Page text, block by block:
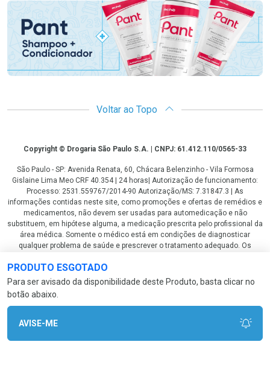
PRODUTO ESGOTADO
Para ser avisado da disponibilidade deste Produto, basta clicar no
botão abaixo.
AVISE-ME
Voltar ao Topo
CopyrightCopyright © Drogaria São Paulo S.A. | CNPJ: 61.412.110/0565-33
São Paulo - SP: Avenida Renata, 60, Chácara Belenzinho - Vila Formosa
Gislaine Lima Meo CRF 40.354 | 24 horas| Autorização de funcionamento:
Processo: 2531.559767/2014-90 Autorização/MS: 7.31847.3 | As
informações contidas neste site, como promoções e ofertas de remédios e
medicamentos, não devem ser usadas para automedicação e não
substituem, em hipótese alguma, a medicação prescrita pelo profissional da
área médica. Somente o médico está em condições de diagnosticar
qualquer problema de saúde e prescrever o tratamento adequado. Os
fotos contidas em nosso site são meramente ilustrativas. *Preços e
disponibilidade sujeitos a alterações no decorrer do dia. Antibióticos e
antimicrobianos vendas apenas em lojas físicas ou televendas. Portaria nº
344 - 01/02/1999 - Ministério da Saúde. Horário de funcionamento Central
LGPD Aceite os Cookies